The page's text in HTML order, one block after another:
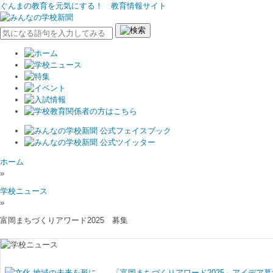
ぐんまの教育を元気にする！ 教育情報サイト
ホーム
»
学校ニュース
»
富岡まちづくりアワード2025 募集